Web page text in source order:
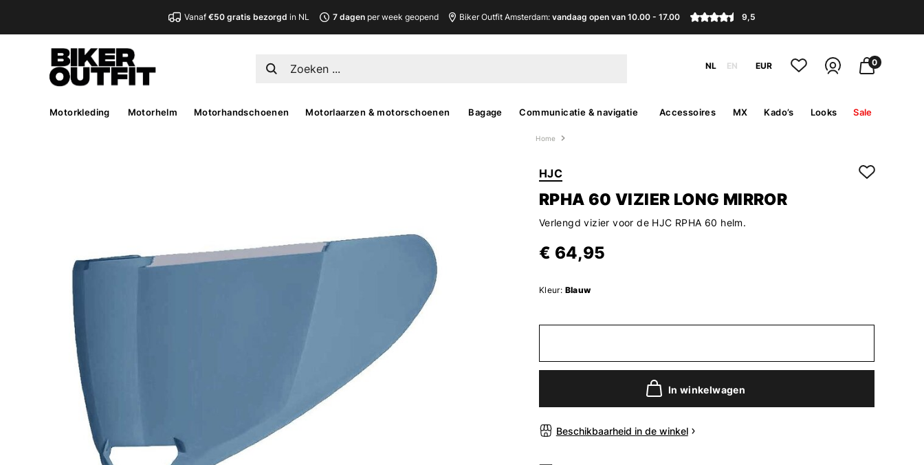
Vanaf €50 gratis bezorgd in NL 7 dagen per week geopend Biker Outfit Amsterdam:vandaag open van 10.00 - 17.00 9,5
NL EN EUR 0
Motorkleding Motorhelm Motorhandschoenen Motorlaarzen & motorschoenen Bagage Communicatie & navigatie Accessoires MX Kado’s Looks Sale
Home
HJC
RPHA 60 VIZIER LONG MIRROR
Verlengd vizier voor de HJC RPHA 60 helm.
€ 64,95
Kleur: Blauw
In winkelwagen
Beschikbaarheid in de winkel